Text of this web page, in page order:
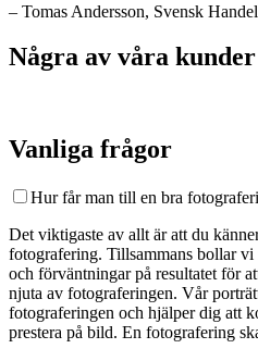
– Tomas Andersson, Svensk Handel
Några av våra kunder
Vanliga frågor
Hur får man till en bra
Det viktigaste av allt är att du
fotografering. Tillsammans bollar vi
och förväntningar på resultatet för
njuta av fotograferingen. Vår
fotograferingen och hjälper dig att
prestera på bild. En fotografering